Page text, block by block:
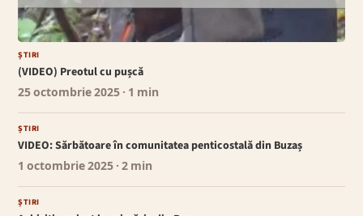
ȘTIRI
(VIDEO) Preotul cu pușcă
25 octombrie 2025 · 1 min
ȘTIRI
VIDEO: Sărbătoare în comunitatea penticostală din Buzaș
1 octombrie 2025 · 2 min
ȘTIRI